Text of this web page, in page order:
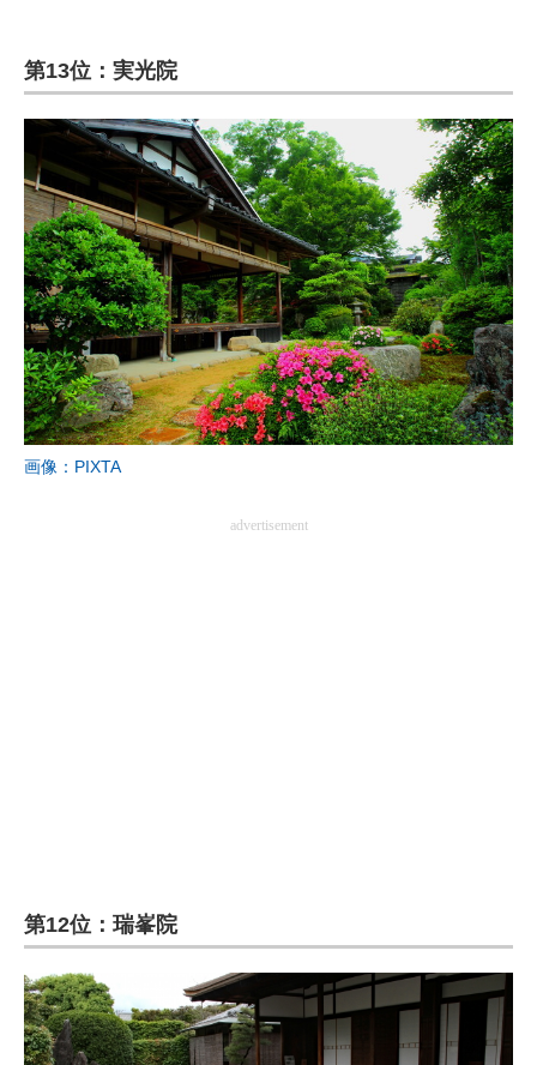
エネルギーの専門メディア
ちょっと気になるネットの話題
第13位：実光院
画像：PIXTA
advertisement
第12位：瑞峯院